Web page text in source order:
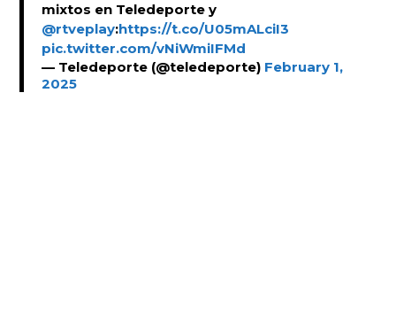
mixtos en Teledeporte y
@rtveplay:https://t.co/U05mALciI3
pic.twitter.com/vNiWmiIFMd
— Teledeporte (@teledeporte) February 1,
2025